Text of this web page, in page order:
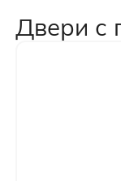
Двери с